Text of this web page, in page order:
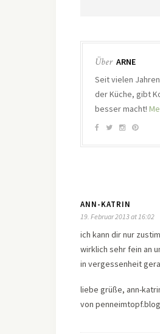
Über ARNE
Seit vielen
der Küche, gibt
besser macht!
ANN-KATRIN
19. Februar 2013 at 16:02
ich kann dir nur
wirklich sehr fein an
in vergessenheit
liebe grüße, ann-
von